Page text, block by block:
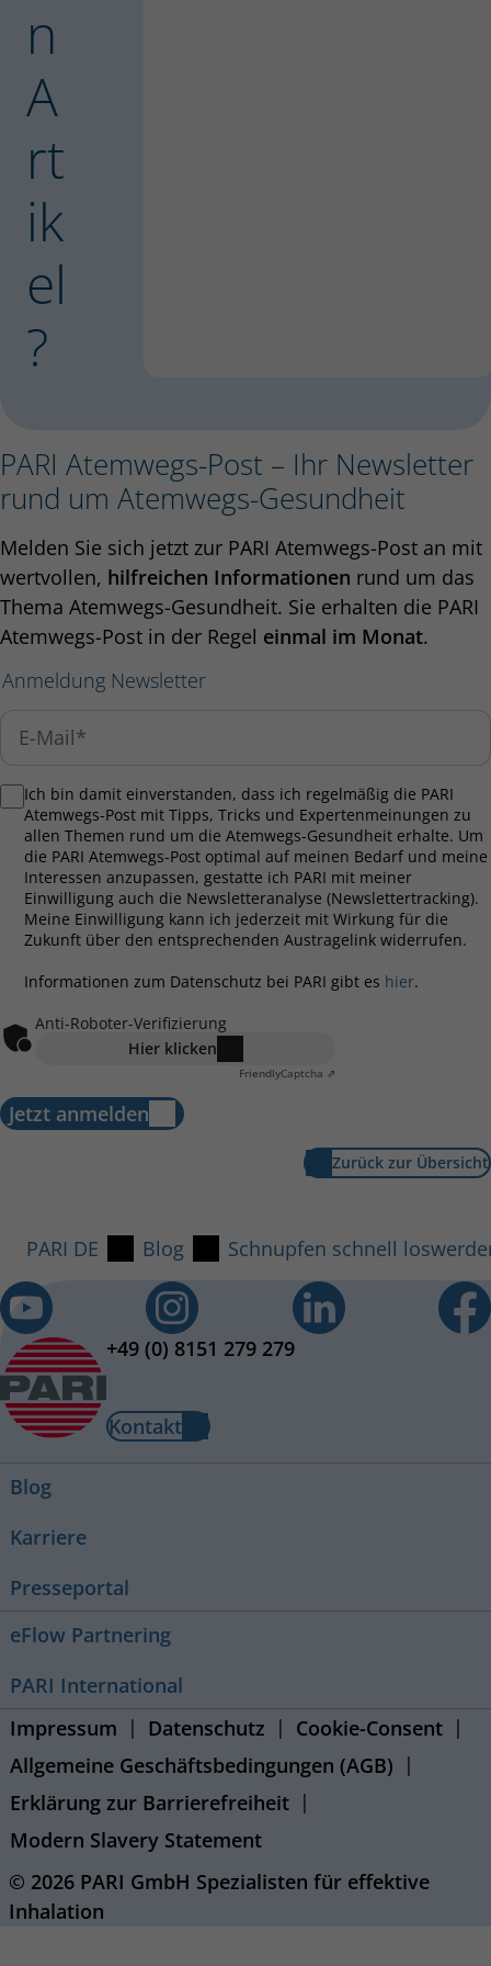
n
A
rt
ik
el
?
PARI Atemwegs-Post – Ihr Newsletter
rund um Atemwegs-Gesundheit
Melden Sie sich jetzt zur PARI Atemwegs-Post an mit
wertvollen, hilfreichen Informationen rund um das
Thema Atemwegs-Gesundheit. Sie erhalten die PARI
Atemwegs-Post in der Regel einmal im Monat.
Anmeldung Newsletter
Ich bin damit einverstanden, dass ich regelmäßig die PARI
Atemwegs-Post mit Tipps, Tricks und Expertenmeinungen zu
allen Themen rund um die Atemwegs-Gesundheit erhalte. Um
die PARI Atemwegs-Post optimal auf meinen Bedarf und meine
Interessen anzupassen, gestatte ich PARI mit meiner
Einwilligung auch die Newsletteranalyse (Newslettertracking).
Meine Einwilligung kann ich jederzeit mit Wirkung für die
Zukunft über den entsprechenden Austragelink widerrufen.
Informationen zum Datenschutz bei PARI gibt es hier.
Anti-Roboter-Verifizierung
Hier klicken
FriendlyCaptcha ⇗
Jetzt anmelden
Zurück zur Übersicht
PARI DE Blog Schnupfen schnell
+49 (0) 8151 279 279
Kontakt
Blog
Karriere
Presseportal
eFlow Partnering
PARI International
Impressum
Datenschutz
Cookie-Consent
Allgemeine Geschäftsbedingungen (AGB)
Erklärung zur Barrierefreiheit
Modern Slavery Statement
© 2026 PARI GmbH Spezialisten für effektive
Inhalation